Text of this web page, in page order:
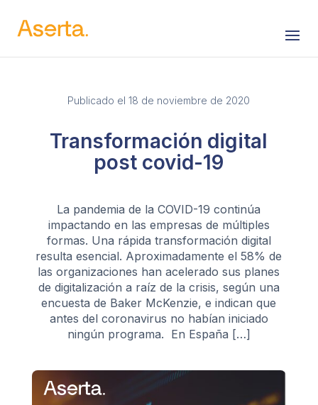
Saltar al contenido
Publicado el 18 de noviembre de 2020
Transformación digital
post covid-19
La pandemia de la COVID-19 continúa
impactando en las empresas de múltiples
formas. Una rápida transformación digital
resulta esencial. Aproximadamente el 58% de
las organizaciones han acelerado sus planes
de digitalización a raíz de la crisis, según una
encuesta de Baker McKenzie, e indican que
antes del coronavirus no habían iniciado
ningún programa. En España […]